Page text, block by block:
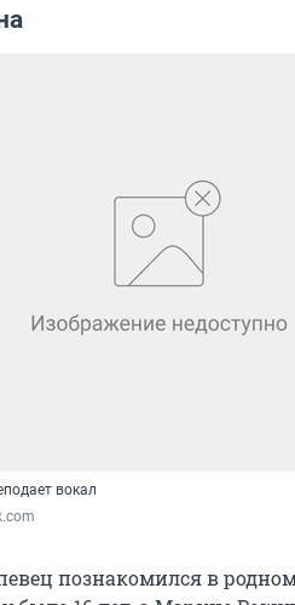
вокал
познакомился в